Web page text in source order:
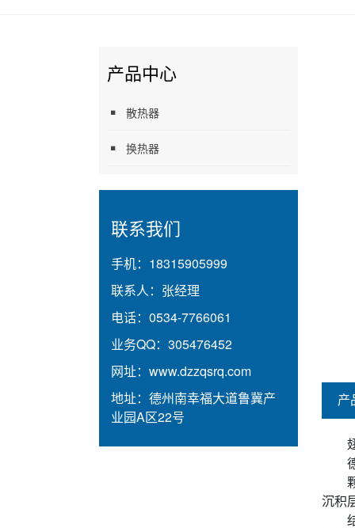
产品中心
散热器
换热器
联系我们
手机： 18315905999
联系人： 张经理
电话： 0534-7766061
业务QQ： 305476452
网址： www.dzzqsrq.com
地址： 德州南幸福大道鲁冀产
业园A区22号
产
沉积